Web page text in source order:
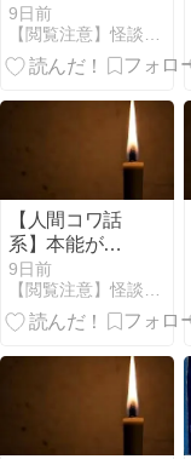
住み着いてい
た男は、俺の
真上で静かに
9日前
【閲覧注意】怪談の森【怖い話まとめ】
【人間コワ話
系】本能が
「車を降りる
な」と叫んだ
9日前
【閲覧注意】怪談の森【怖い話まとめ】